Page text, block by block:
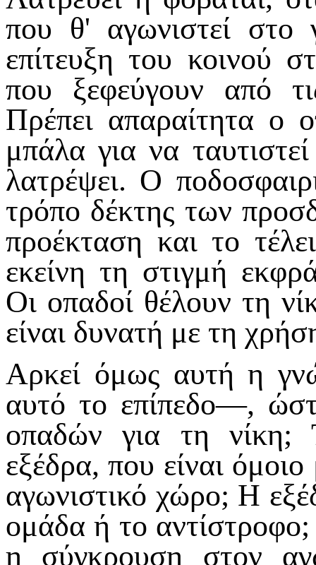
που θ' αγωνιστεί στο
επίτευξη του κοινού
που ξεφεύγουν από
Πρέπει απαραίτητα ο
μπάλα για να
λατρέψει. Ο
τρόπο δέκτης των
προέκταση και το
εκείνη τη στιγμή
Οι οπαδοί θέλουν τη
είναι δυνατή με τη
Αρκεί όμως αυτή η
αυτό το επίπεδο—,
οπαδών για τη νίκη;
εξέδρα, που είναι
αγωνιστικό χώρο; Η
ομάδα ή το αντίστροφο;
η σύγκρουση στον